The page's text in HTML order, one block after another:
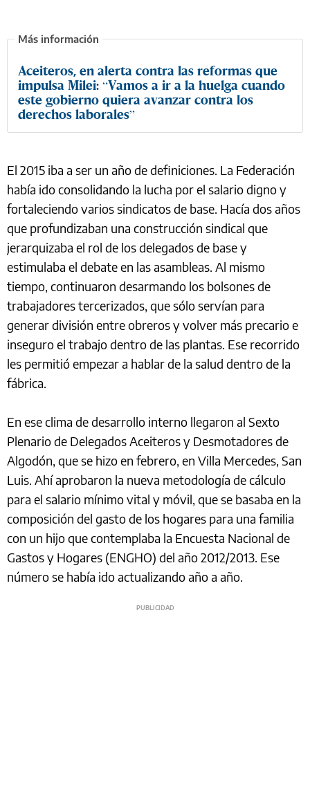
Aceiteros, en alerta contra las reformas que
impulsa Milei: “Vamos a ir a la huelga cuando
este gobierno quiera avanzar contra los
derechos laborales”
El 2015 iba a ser un año de definiciones. La Federación
había ido consolidando la lucha por el salario digno y
fortaleciendo varios sindicatos de base. Hacía dos años
que profundizaban una construcción sindical que
jerarquizaba el rol de los delegados de base y
estimulaba el debate en las asambleas. Al mismo
tiempo, continuaron desarmando los bolsones de
trabajadores tercerizados, que sólo servían para
generar división entre obreros y volver más precario e
inseguro el trabajo dentro de las plantas. Ese recorrido
les permitió empezar a hablar de la salud dentro de la
fábrica.
En ese clima de desarrollo interno llegaron al Sexto
Plenario de Delegados Aceiteros y Desmotadores de
Algodón, que se hizo en febrero, en Villa Mercedes, San
Luis. Ahí aprobaron la nueva metodología de cálculo
para el salario mínimo vital y móvil, que se basaba en la
composición del gasto de los hogares para una familia
con un hijo que contemplaba la Encuesta Nacional de
Gastos y Hogares (ENGHO) del año 2012/2013. Ese
número se había ido actualizando año a año.